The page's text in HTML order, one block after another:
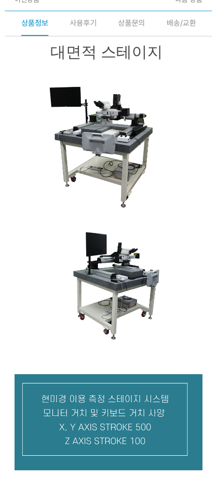
상품정보 사용후기 상품문의 배송/교환
대면적 스테이지